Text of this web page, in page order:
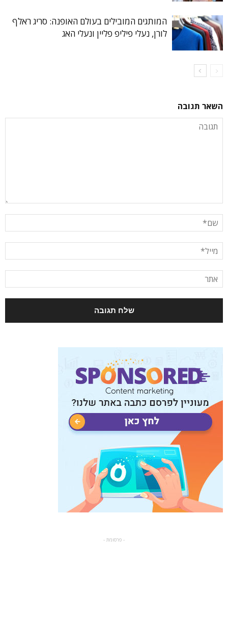
המותגים המובילים בעולם האופנה: סריג ראלף
לורן, נעלי פיליפ פליין ונעלי האג
השאר תגובה
- פרסומת -